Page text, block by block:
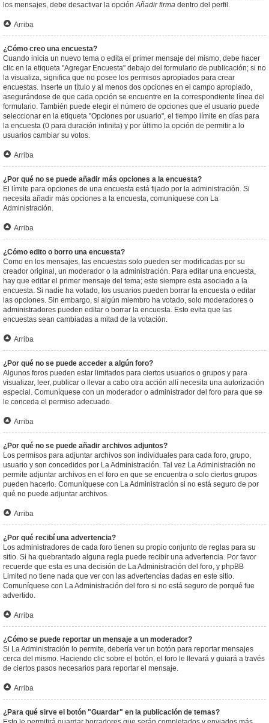
los mensajes, debe desactivar la opciónAñadir firma dentro del perfil.
Arriba
¿Cómo creo una encuesta?
Cuando inicia un nuevo tema o edita el primer mensaje del mismo, debe hacer
clic en la etiqueta "Agregar Encuesta" debajo del formulario de publicación; si no
la visualiza, significa que no posee los permisos apropiados para crear
encuestas. Inserte un título y al menos dos opciones en el campo apropiado,
asegurándose de que cada opción se encuentre en la correspondiente línea del
formulario. También puede elegir el número de opciones que el usuario puede
seleccionar en la etiqueta "Opciones por usuario", el tiempo límite en días para
la encuesta (0 para duración infinita) y por último la opción de permitir a lo
usuarios cambiar su votos.
Arriba
¿Por qué no se puede añadir más opciones a la encuesta?
El límite para opciones de una encuesta está fijado por la administración. Si
necesita añadir más opciones a la encuesta, comuníquese con La
Administración.
Arriba
¿Cómo edito o borro una encuesta?
Como en los mensajes, las encuestas solo pueden ser modificadas por su
creador original, un moderador o la administración. Para editar una encuesta,
hay que editar el primer mensaje del tema; este siempre esta asociado a la
encuesta. Si nadie ha votado, los usuarios pueden borrar la encuesta o editar
las opciones. Sin embargo, si algún miembro ha votado, solo moderadores o
administradores pueden editar o borrar la encuesta. Esto evita que las
encuestas sean cambiadas a mitad de la votación.
Arriba
¿Por qué no se puede acceder a algún foro?
Algunos foros pueden estar limitados para ciertos usuarios o grupos y para
visualizar, leer, publicar o llevar a cabo otra acción allí necesita una autorización
especial. Comuníquese con un moderador o administrador del foro para que se
le conceda el permiso adecuado.
Arriba
¿Por qué no se puede añadir archivos adjuntos?
Los permisos para adjuntar archivos son individuales para cada foro, grupo,
usuario y son concedidos por La Administración. Tal vez La Administración no
permite adjuntar archivos en el foro en que se encuentra o solo ciertos grupos
pueden hacerlo. Comuníquese con La Administración si no está seguro de por
qué no puede adjuntar archivos.
Arriba
¿Por qué recibí una advertencia?
Los administradores de cada foro tienen su propio conjunto de reglas para su
sitio. Si ha quebrantado alguna regla puede recibir una advertencia. Por favor
recuerde que esta es una decisión de La Administración del foro, y phpBB
Limited no tiene nada que ver con las advertencias dadas en este sitio.
Comuníquese con La Administración del foro si no está seguro de porqué fue
advertido.
Arriba
¿Cómo se puede reportar un mensaje a un moderador?
Si La Administración lo permite, debería ver un botón para reportar mensajes
cerca del mismo. Haciendo clic sobre el botón, el foro le llevará y guiará a través
de ciertos pasos necesarios para reportar el mensaje.
Arriba
¿Para qué sirve el botón "Guardar" en la publicación de temas?